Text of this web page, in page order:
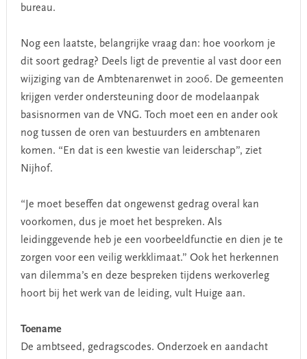
bureau.
Nog een laatste, belangrijke vraag dan: hoe voorkom je
dit soort gedrag? Deels ligt de preventie al vast door een
wijziging van de Ambtenarenwet in 2006. De gemeenten
krijgen verder ondersteuning door de modelaanpak
basisnormen van de VNG. Toch moet een en ander ook
nog tussen de oren van bestuurders en ambtenaren
komen. “En dat is een kwestie van leiderschap”, ziet
Nijhof.
“Je moet beseffen dat ongewenst gedrag overal kan
voorkomen, dus je moet het bespreken. Als
leidinggevende heb je een voorbeeldfunctie en dien je te
zorgen voor een veilig werkklimaat.” Ook het herkennen
van dilemma’s en deze bespreken tijdens werkoverleg
hoort bij het werk van de leiding, vult Huige aan.
Toename
De ambtseed, gedragscodes. Onderzoek en aandacht